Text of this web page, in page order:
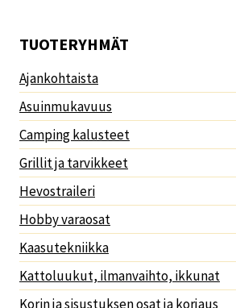
TUOTERYHMÄT
Ajankohtaista
Asuinmukavuus
Camping kalusteet
Grillit ja tarvikkeet
Hevostraileri
Hobby varaosat
Kaasutekniikka
Kattoluukut, ilmanvaihto, ikkunat
Korin ja sisustuksen osat ja korjaus